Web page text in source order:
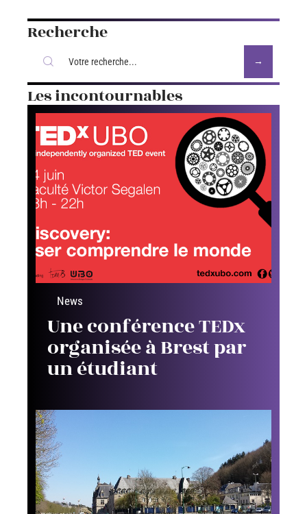
Recherche
Les incontournables
News
Une conférence TEDx
organisée à Brest par
un étudiant